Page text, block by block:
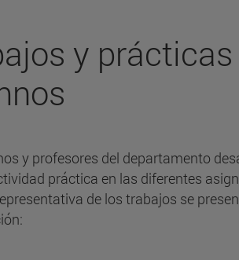
y
y profesores del departamento
práctica en las diferentes
de los trabajos se